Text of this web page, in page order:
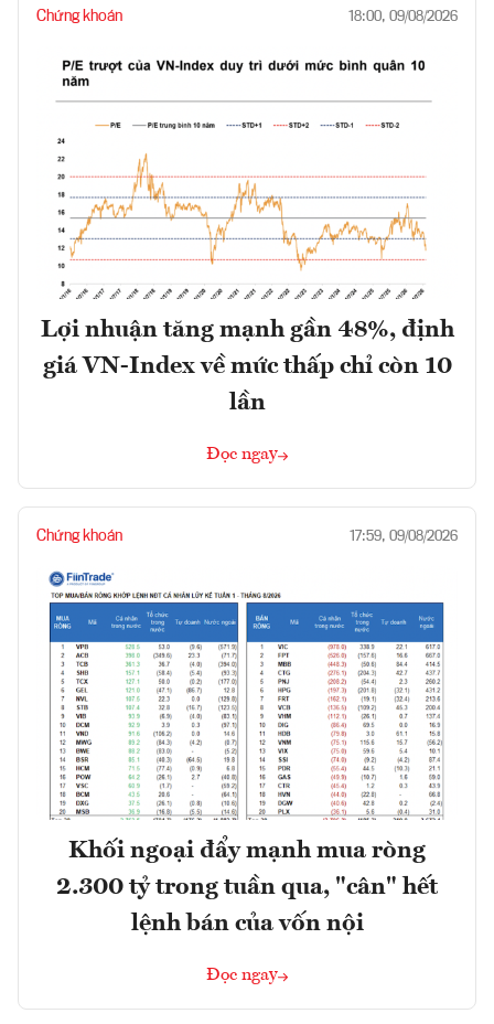
Chứng khoán 18:00, 09/08/2026
Lợi nhuận tăng mạnh gần 48%, định
giá VN-Index về mức thấp chỉ còn 10
lần
Đọc ngay
Chứng khoán 17:59, 09/08/2026
Khối ngoại đẩy mạnh mua ròng
2.300 tỷ trong tuần qua, "cân" hết
lệnh bán của vốn nội
Đọc ngay